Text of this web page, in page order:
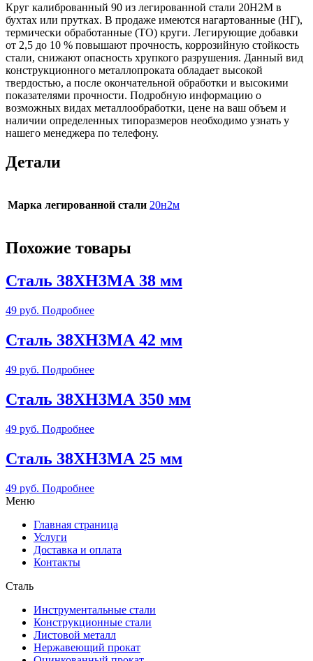
Круг калиброванный 90 из легированной стали 20Н2М в
бухтах или прутках. В продаже имеются нагартованные (НГ),
термически обработанные (ТО) круги. Легирующие добавки
от 2,5 до 10 % повышают прочность, коррозийную стойкость
стали, снижают опасность хрупкого разрушения. Данный вид
конструкционного металлопроката обладает высокой
твердостью, а после окончательной обработки и высокими
показателями прочности. Подробную информацию о
возможных видах металлообработки, цене на ваш объем и
наличии определенных типоразмеров необходимо узнать у
нашего менеджера по телефону.
Детали
Марка легированной стали 20н2м
Похожие товары
Сталь 38ХН3МА 38 мм
49 руб. Подробнее
Сталь 38ХН3МА 42 мм
49 руб. Подробнее
Сталь 38ХН3МА 350 мм
49 руб. Подробнее
Сталь 38ХН3МА 25 мм
49 руб. Подробнее
Меню
Главная страница
Услуги
Доставка и оплата
Контакты
Сталь
Инструментальные стали
Конструкционные стали
Листовой металл
Нержавеющий прокат